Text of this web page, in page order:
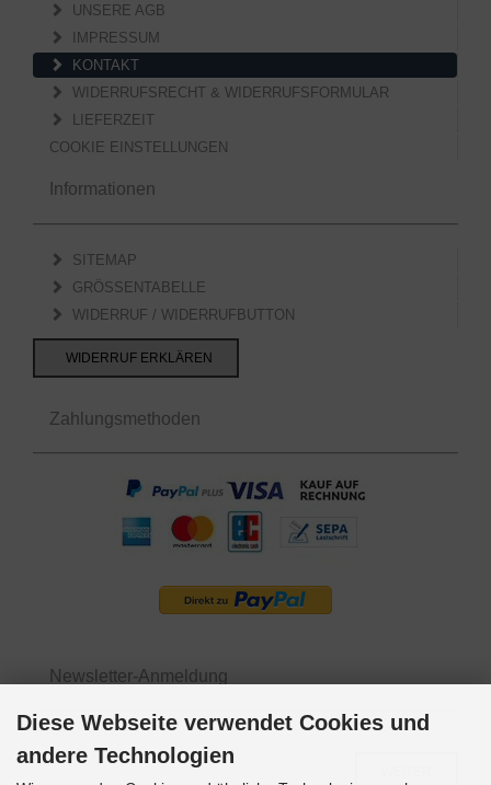
UNSERE AGB
IMPRESSUM
KONTAKT
WIDERRUFSRECHT & WIDERRUFSFORMULAR
LIEFERZEIT
COOKIE EINSTELLUNGEN
Informationen
SITEMAP
GRÖSSENTABELLE
WIDERRUF / WIDERRUFBUTTON
WIDERRUF ERKLÄREN
Zahlungsmethoden
Newsletter-Anmeldung
E-Mail-Adresse:
Diese Webseite verwendet Cookies und
andere Technologien